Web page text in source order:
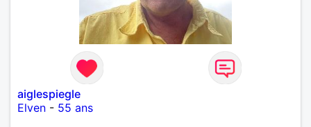
aiglespiegle
Elven - 55 ans